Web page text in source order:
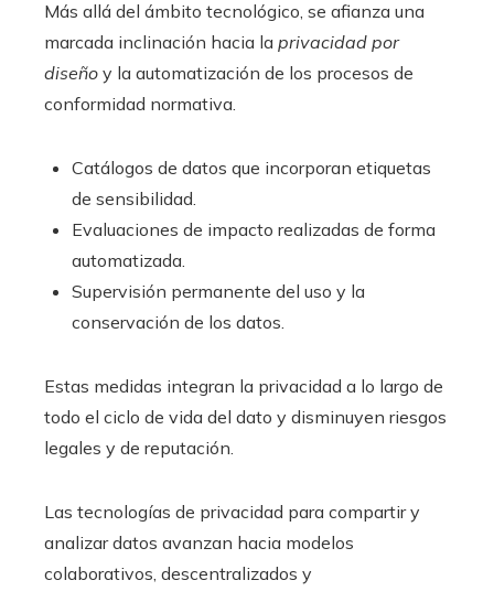
Más allá del ámbito tecnológico, se afianza una
marcada inclinación hacia la privacidad por
diseño y la automatización de los procesos de
conformidad normativa.
Catálogos de datos que incorporan etiquetas
de sensibilidad.
Evaluaciones de impacto realizadas de forma
automatizada.
Supervisión permanente del uso y la
conservación de los datos.
Estas medidas integran la privacidad a lo largo de
todo el ciclo de vida del dato y disminuyen riesgos
legales y de reputación.
Las tecnologías de privacidad para compartir y
analizar datos avanzan hacia modelos
colaborativos, descentralizados y